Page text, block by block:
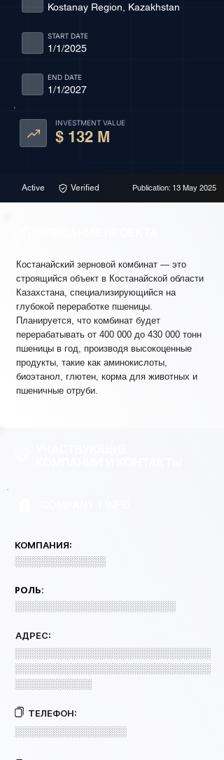
Kostanay Region, Kazakhstan
1/1/2025
START DATE
1/1/2027
END DATE
INVESTMENT VALUE
$ 132 M
Active Verified Publication: 13 May 2025
Костанайский зерновой комбинат — это
строящийся объект в Костанайской области
Казахстана, специализирующийся на
глубокой переработке пшеницы.
Планируется, что комбинат будет
перерабатывать от 400 000 до 430 000 тонн
пшеницы в год, производя высокоценные
продукты, такие как аминокислоты,
биоэтанол, глютен, корма для животных и
пшеничные отруби.
КОМПАНИЯ:
░░░░░░░░░░░░░
РОЛЬ:
░░░░░░░░░░░░░░░░░░░░░░░
АДРЕС:
░░░░░░░░░░░░░░░░░░░░░░░░░░░░
░░░░░░░░░░░░░░░░░░░░░░░░░░░░
░░░░░░░░░░░
ТЕЛЕФОН:
░░░░░░░░░░░░░░░░